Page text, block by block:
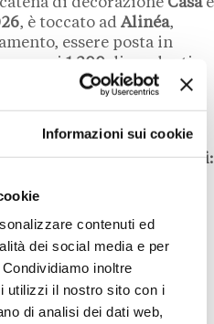
Informazioni sui cookie
contenuti ed
dei social media e per
inoltre
utilizzi il nostro sito con i
di analisi dei dati web,
di decorazione Casaè
, è toccato ad Alinéa,
essere posta in
quasi 1.200 dipendenti
fine dell’euforia post-
acquisti per la casa del
sonofattori convergenti:
l’inflazione
esercitata dalle
basso costo comeTemu
accusate da più parti di
al di fuori degli standard